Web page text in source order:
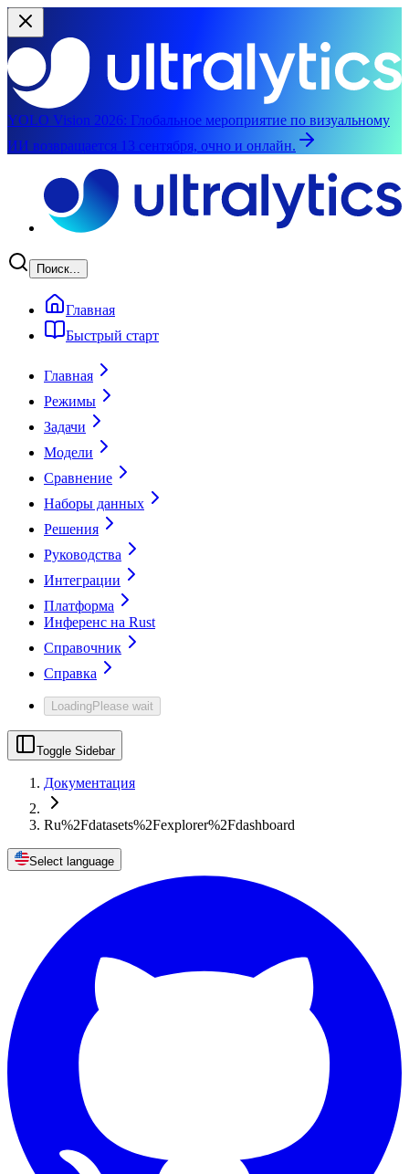
YOLO Vision 2026: Глобальное мероприятие по визуальному
ИИ возвращается 13 сентября, очно и онлайн.
Поиск...
Главная
Быстрый старт
Главная
Режимы
Задачи
Модели
Сравнение
Наборы данных
Решения
Руководства
Интеграции
Платформа
Инференс на Rust
Справочник
Справка
LoadingPlease wait
Toggle Sidebar
Документация
Ru%2Fdatasets%2Fexplorer%2Fdashboard
Select language